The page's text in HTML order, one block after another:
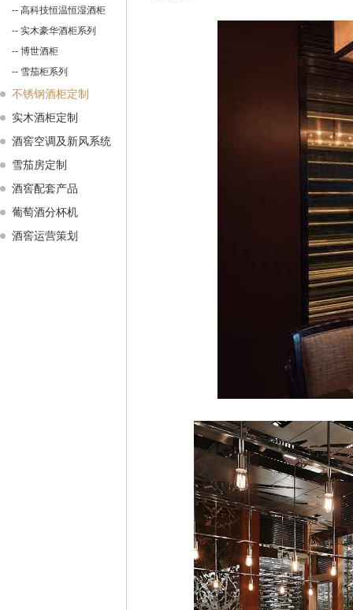
-- 高科技恒温恒湿酒柜
-- 实木豪华酒柜系列
-- 博世酒柜
-- 雪茄柜系列
不锈钢酒柜定制
实木酒柜定制
酒窖空调及新风系统
雪茄房定制
酒窖配套产品
葡萄酒分杯机
酒窖运营策划